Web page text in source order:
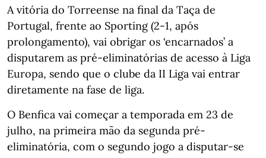
A vitória do Torreense na final da Taça de
Portugal, frente ao Sporting (2-1, após
prolongamento), vai obrigar os ‘encarnados’ a
disputarem as pré-eliminatórias de acesso à Liga
Europa, sendo que o clube da II Liga vai entrar
diretamente na fase de liga.
O Benfica vai começar a temporada em 23 de
julho, na primeira mão da segunda pré-
eliminatória, com o segundo jogo a disputar-se